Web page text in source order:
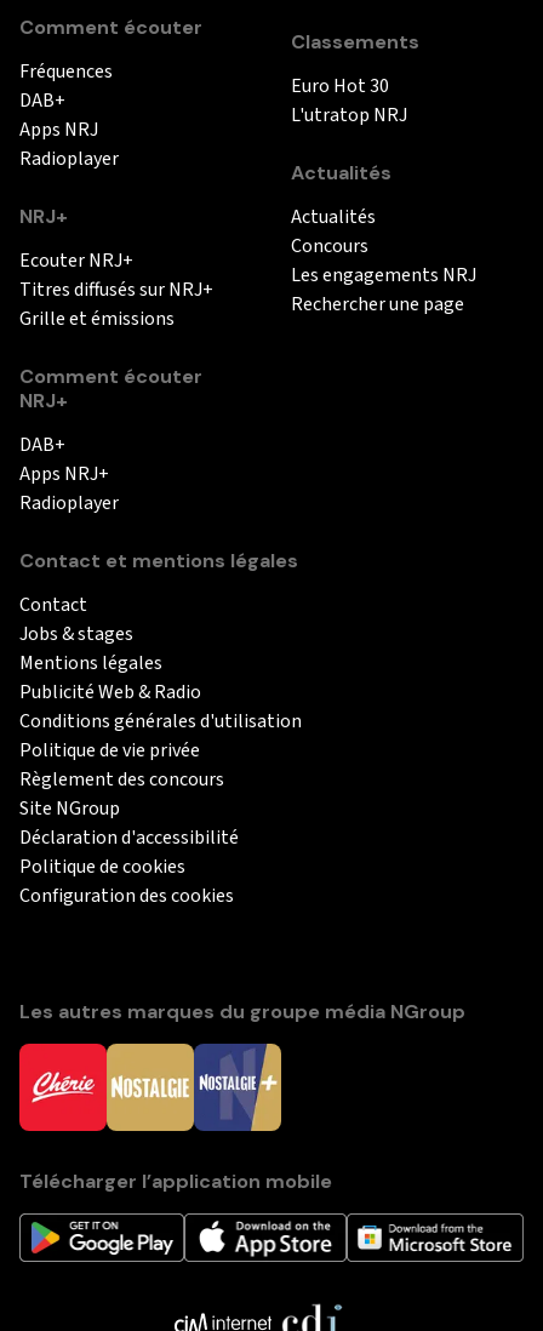
Comment écouter
Fréquences
DAB+
Apps NRJ
Radioplayer
NRJ+
Ecouter NRJ+
Titres diffusés sur NRJ+
Grille et émissions
Comment écouter
NRJ+
DAB+
Apps NRJ+
Radioplayer
Classements
Euro Hot 30
L'utratop NRJ
Actualités
Actualités
Concours
Les engagements NRJ
Rechercher une page
Contact et mentions légales
Contact
Jobs & stages
Mentions légales
Publicité Web & Radio
Conditions générales d'utilisation
Politique de vie privée
Règlement des concours
Site NGroup
Déclaration d'accessibilité
Politique de cookies
Configuration des cookies
Les autres marques du groupe média NGroup
Télécharger l’application mobile